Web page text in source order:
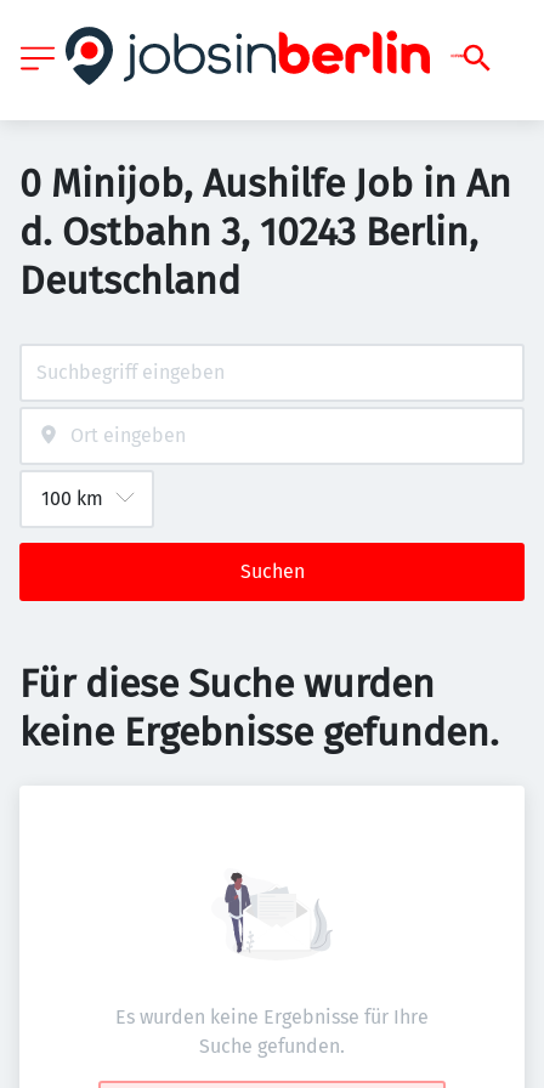
0 Minijob, Aushilfe Job in An
d. Ostbahn 3, 10243 Berlin,
Deutschland
Suchen
Für diese Suche wurden
keine Ergebnisse gefunden.
Es wurden keine Ergebnisse für Ihre
Suche gefunden.